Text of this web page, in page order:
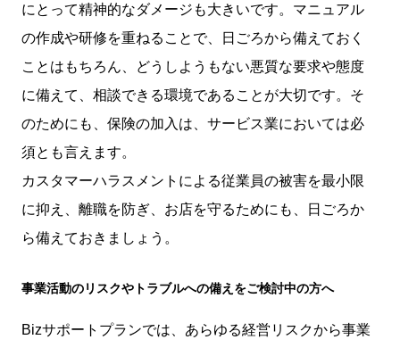
にとって精神的なダメージも大きいです。マニュアル
の作成や研修を重ねることで、日ごろから備えておく
ことはもちろん、どうしようもない悪質な要求や態度
に備えて、相談できる環境であることが大切です。そ
のためにも、保険の加入は、サービス業においては必
須とも言えます。
カスタマーハラスメントによる従業員の被害を最小限
に抑え、離職を防ぎ、お店を守るためにも、日ごろか
ら備えておきましょう。
事業活動のリスクやトラブルへの備えをご検討中の方へ
Bizサポートプランでは、あらゆる経営リスクから事業